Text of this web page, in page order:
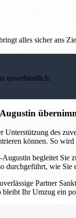
alles sicher ans
unverbindlich.
des
können. So
begleitet
durchgeführt, wie Sie
Partner
Ihr Umzug ein